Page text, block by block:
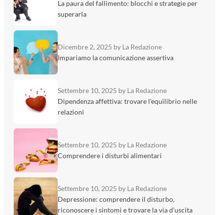
La paura del fallimento: blocchi e strategie per
superarla
Dicembre 2, 2025 by La Redazione
Impariamo la comunicazione assertiva
Settembre 10, 2025 by La Redazione
Dipendenza affettiva: trovare l'equilibrio nelle
relazioni
Settembre 10, 2025 by La Redazione
Comprendere i disturbi alimentari
Settembre 10, 2025 by La Redazione
Depressione: comprendere il disturbo,
riconoscere i sintomi e trovare la via d'uscita